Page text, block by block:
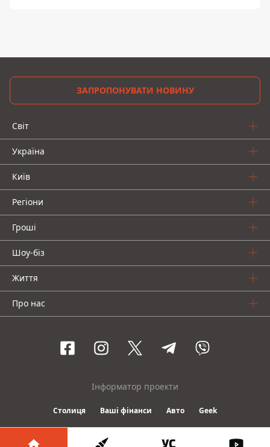
ЗАПРОПОНУВАТИ НОВИНУ
Світ
Україна
Київ
Регіони
Гроші
Шоу-біз
Життя
Про нас
Інформатор проекти
Столиця Ваші фінанси Авто Geek
© 2016-2026 Informator